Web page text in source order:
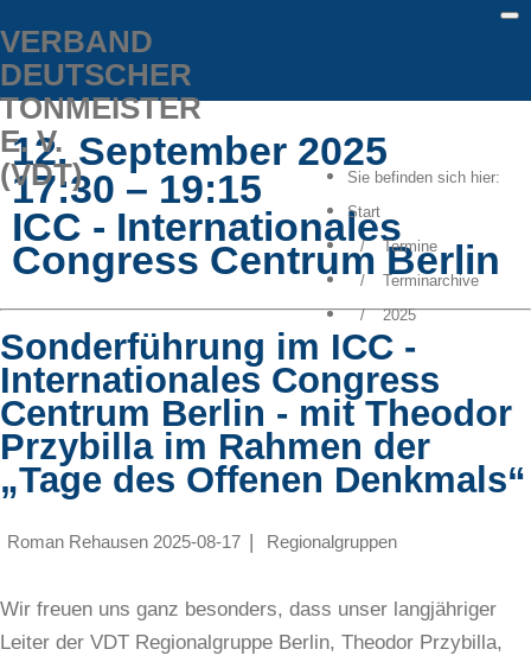
VERBAND
DEUTSCHER
TONMEISTER
E. V.
(VDT)
Meta Menu
Sie befinden sich hier:
Start
Termine
Terminarchive
2025
12. September 2025
17:30 – 19:15
ICC - Internationales
Congress Centrum Berlin
Sonderführung im ICC -
Internationales Congress
Centrum Berlin - mit Theodor
Przybilla im Rahmen der
„Tage des Offenen Denkmals“
Roman Rehausen 2025-08-17 Regionalgruppen
Wir freuen uns ganz besonders, dass unser langjähriger
Leiter der VDT Regionalgruppe Berlin, Theodor Przybilla,